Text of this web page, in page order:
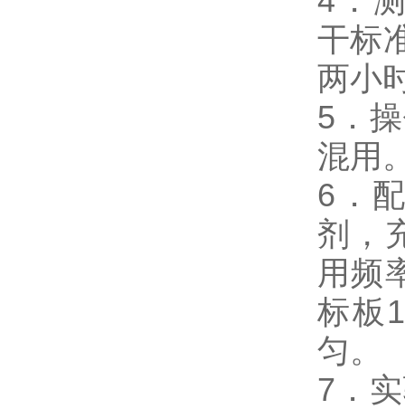
干标
两小
5．
混用
6．
剂，
用频
标板
匀。
7．